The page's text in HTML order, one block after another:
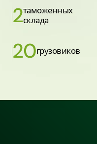
2таможенных
склада
20грузовиков